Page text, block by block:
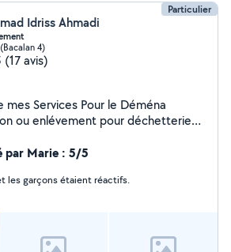
Particulier
Idriss Ahmadi
4)
(17 avis)
ou enlévement pour déchetterie
par Marie : 5/5
les garçons étaient réactifs.